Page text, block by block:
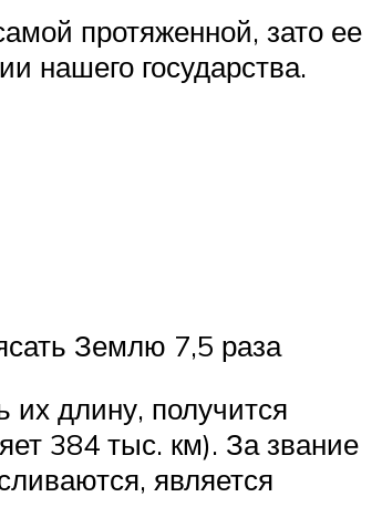
протяженной, зато ее
нашего государства.
Землю 7,5 раза
их длину, получится
384 тыс. км). За звание
является